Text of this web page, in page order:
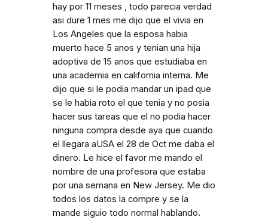
hay por 11 meses , todo parecia verdad
asi dure 1 mes me dijo que el vivia en
Los Angeles que la esposa habia
muerto hace 5 anos y tenian una hija
adoptiva de 15 anos que estudiaba en
una academia en california interna. Me
dijo que si le podia mandar un ipad que
se le habia roto el que tenia y no posia
hacer sus tareas que el no podia hacer
ninguna compra desde aya que cuando
el llegara aUSA el 28 de Oct me daba el
dinero. Le hice el favor me mando el
nombre de una profesora que estaba
por una semana en New Jersey. Me dio
todos los datos la compre y se la
mande siguio todo normal hablando.